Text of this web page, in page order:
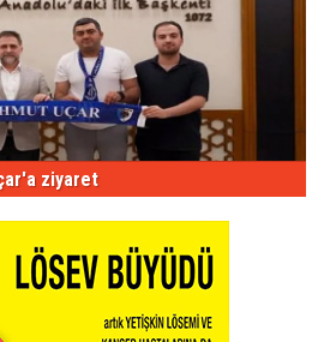
ziyaret